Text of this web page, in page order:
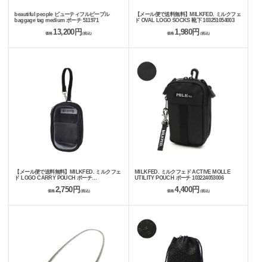
beautiful people ビューティフルピープル
baggage tag medium ポーチ 511971
価格 13,200円 (税込)
【メール便で送料無料】MILKFED. ミルクフェ
ド OVAL LOGO SOCKS 靴下 103251054003
価格1,980円 (税込)
【メール便で送料無料】MILKFED. ミルクフェ
ド LOGO CARRY POUCH ポーチ
価格 2,750円 (税込)
MILKFED. ミルクフェド ACTIVE MOLLE
UTILITY POUCH ポーチ 103224053006
価格4,400円 (税込)